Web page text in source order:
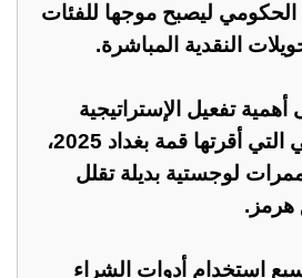
الحكومي ليصبح موجها للفئات
النقدية المباشرة.
تفعيل الإستراتيجية
العربية للأمن الغذائي التي أقرتها قمة بغداد 2025،
لوجستية بديلة تقلل
هرمز.
استخدام أدوات الشراء